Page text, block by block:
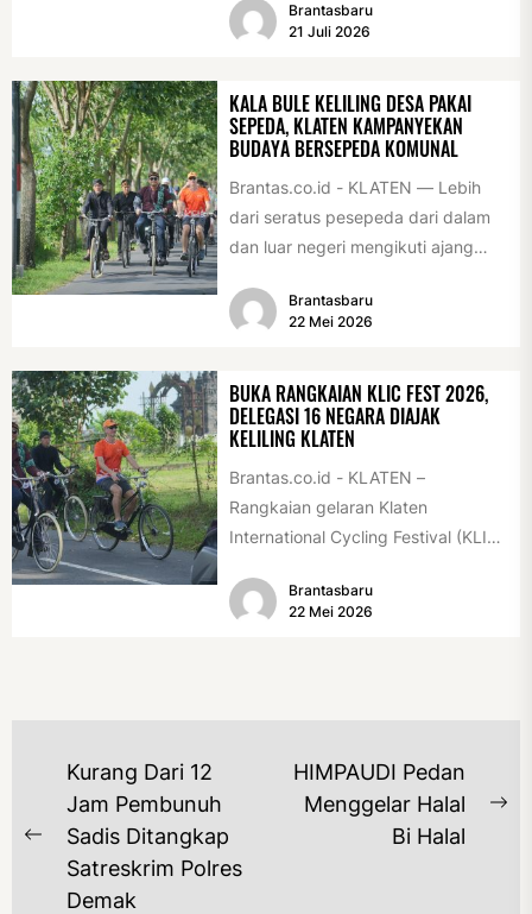
2026. Penghargaan tersebut
Brantasbaru
21 Juli 2026
KALA BULE KELILING DESA PAKAI
SEPEDA, KLATEN KAMPANYEKAN
BUDAYA BERSEPEDA KOMUNAL
Brantas.co.id - KLATEN — Lebih
dari seratus pesepeda dari dalam
dan luar negeri mengikuti ajang
Association Rally...
Brantasbaru
22 Mei 2026
BUKA RANGKAIAN KLIC FEST 2026,
DELEGASI 16 NEGARA DIAJAK
KELILING KLATEN
Brantas.co.id - KLATEN –
Rangkaian gelaran Klaten
International Cycling Festival (KLIC
(17/5/2026). Rangkaian kegiatan
dibuka...
Brantasbaru
22 Mei 2026
NAVIGASI
POS
Previous
post:
Kurang Dari 12
Jam Pembunuh
Sadis Ditangkap
Satreskrim Polres
Demak
HIMPAUDI Pedan
Menggelar Halal
Bi Halal